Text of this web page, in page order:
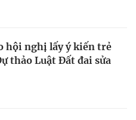
hội nghị lấy ý kiến trẻ
thảo Luật Đất đai sửa